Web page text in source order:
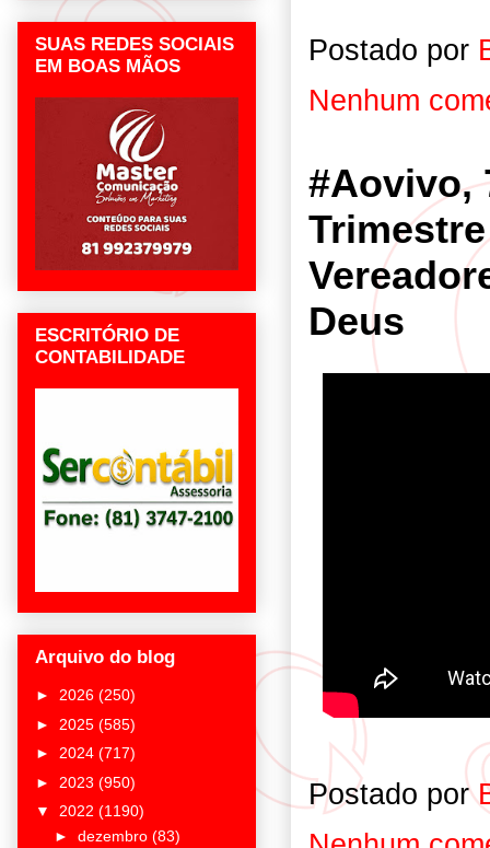
Postado por
Nenhum
#Aovivo,
Deus
Postado por
SUAS REDES SOCIAIS
EM BOAS MÃOS
ESCRITÓRIO DE
CONTABILIDADE
Arquivo do blog
► 2026 (250)
► 2025 (585)
► 2024 (717)
► 2023 (950)
▼ 2022 (1190)
► dezembro (83)